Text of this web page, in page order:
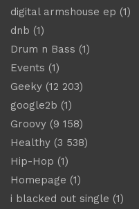
digital armshouse ep (1)
dnb (1)
Drum n Bass (1)
Events (1)
Geeky (12 203)
google2b (1)
Groovy (9 158)
Healthy (3 538)
Hip-Hop (1)
Homepage (1)
i blacked out single (1)